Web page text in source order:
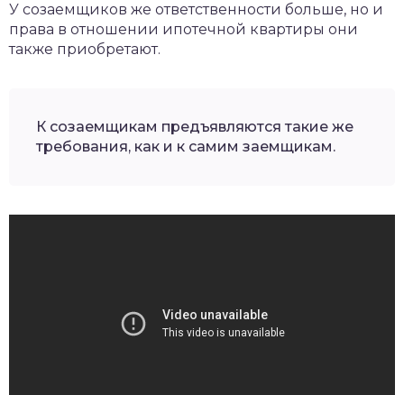
У созаемщиков же ответственности больше, но и
права в отношении ипотечной квартиры они
также приобретают.
К созаемщикам предъявляются такие же
требования, как и к самим заемщикам.